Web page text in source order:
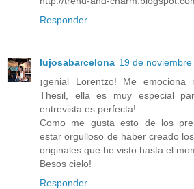
Responder
lujosabarcelona 19 de
¡genial Lorentzo! Me
Thesil, ella es muy especial
entrevista es perfecta!
Como me gusta esto de los
estar orgulloso de haber creado
originales que he visto hasta el
Besos cielo!
Responder